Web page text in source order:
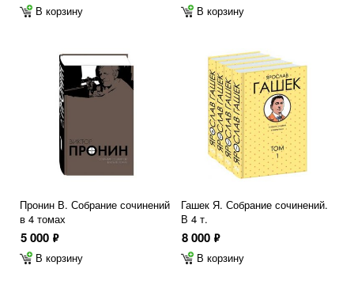
В корзину В корзину
Пронин В. Собрание сочинений
в 4 томах
5 000 ф
В корзину
Гашек Я. Собрание сочинений.
В 4 т.
8 000 ф
В корзину